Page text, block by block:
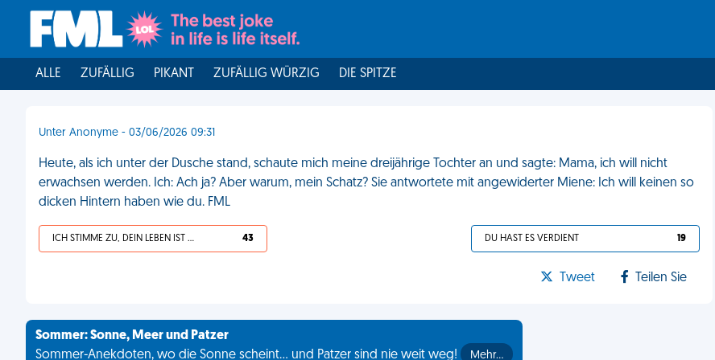
ALLE ZUFÄLLIG PIKANT ZUFÄLLIG WÜRZIG DIE SPITZE
Unter Anonyme - 03/06/2026 09:31
Heute, als ich unter der Dusche stand, schaute mich meine dreijährige Tochter an und sagte: Mama, ich will nicht
erwachsen werden. Ich: Ach ja? Aber warum, mein Schatz? Sie antwortete mit angewiderter Miene: Ich will keinen so
dicken Hintern haben wie du. FML
ICH STIMME ZU, DEIN LEBEN IST SCHEISSE 43 DU HAST ES VERDIENT 19
Tweet Teilen Sie
Sommer: Sonne, Meer und Patzer
Sommer-Anekdoten, wo die Sonne scheint... und Patzer sind nie weit weg!
Mehr…